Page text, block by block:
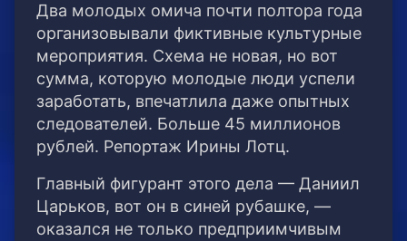
Два молодых омича почти полтора года
организовывали фиктивные культурные
мероприятия. Схема не новая, но вот
сумма, которую молодые люди успели
заработать, впечатлила даже опытных
следователей. Больше 45 миллионов
рублей. Репортаж Ирины Лотц.
Главный фигурант этого дела — Даниил
Царьков, вот он в синей рубашке, —
оказался не только предприимчивым